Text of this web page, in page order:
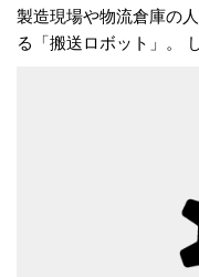
製造現場や物流倉庫の
る「搬送ロボット」。